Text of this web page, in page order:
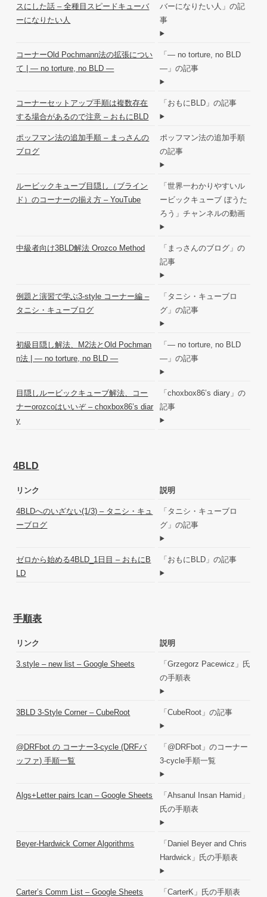
スにした話 – 全種目スピードキューバ
ーになりたい人
バーになりたい人」の記
事
コーナーOld Pochmann法の拡張につい
て | ― no torture, no BLD ―
「― no torture, no BLD
―」の記事
コーナーセットアップ手順は複数存在
する場合があるので注意 – おもにBLD
「おもにBLD」の記事
ポッフマン法の追加手順 – まっさんの
ブログ
ポッフマン法の追加手順
の記事
ルービックキューブ目隠し（ブライン
ド）のコーナーの揃え方 – YouTube
「世界一わかりやすいル
ービックキューブ ぼうた
ろう」チャンネルの動画
中級者向け3BLD解法 Orozco Method
「まっさんのブログ」の
記事
例題と演習で学ぶ3-style コーナー編 –
タニシ・キューブログ
「タニシ・キューブロ
グ」の記事
初級目隠し解法、M2法とOld Pochman
n法 | ― no torture, no BLD ―
「― no torture, no BLD
―」の記事
目隠しルービックキューブ解法、コー
ナーorozcoはいいぞ – choxbox86’s diar
y
「choxbox86’s diary」の
記事
4BLD
リンク 説明
4BLDへのいざない(1/3) – タニシ・キュ
ーブログ
「タニシ・キューブロ
グ」の記事
ゼロから始める4BLD_1日目 – おもにB
LD
「おもにBLD」の記事
手順表
リンク 説明
3.style – new list – Google Sheets
「Grzegorz Pacewicz」氏
の手順表
3BLD 3-Style Corner – CubeRoot 「CubeRoot」の記事
@DRFbot の コーナー3-cycle (DRFバ
ッファ) 手順一覧
「@DRFbot」のコーナー
3-cycle手順一覧
Algs+Letter pairs Ican – Google Sheets
「Ahsanul Insan Hamid」
氏の手順表
Beyer-Hardwick Corner Algorithms
「Daniel Beyer and Chris
Hardwick」氏の手順表
Carter’s Comm List – Google Sheets 「CarterK」氏の手順表